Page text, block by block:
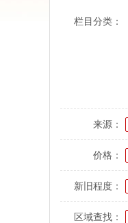
栏目分类：
来源：
价格：
新旧程度：
区域查找：